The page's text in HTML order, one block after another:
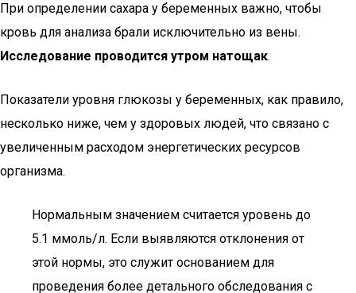
При определении сахара у беременных важно, чтобы
кровь для анализа брали исключительно из вены.
Исследование проводится утром натощак.
Показатели уровня глюкозы у беременных, как правило,
несколько ниже, чем у здоровых людей, что связано с
увеличенным расходом энергетических ресурсов
организма.
Нормальным значением считается уровень до
5.1 ммоль/л. Если выявляются отклонения от
этой нормы, это служит основанием для
проведения более детального обследования с